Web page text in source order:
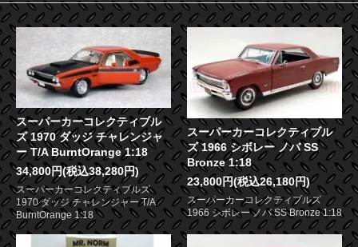
スーパーカーコレクティブル
ズ 1970 ダッジ チャレンジャ
ー T/A BurntOrange 1:18
34,800円(税込38,280円)
スーパーカーコレクティブルズ
1970 ダッジ チャレンジャー T/A
BurntOrange 1:18
スーパーカーコレクティブル
ズ 1966 シボレー ノバ SS
Bronze 1:18
23,800円(税込26,180円)
スーパーカーコレクティブルズ
1966 シボレー ノバ SS Bronze 1:18